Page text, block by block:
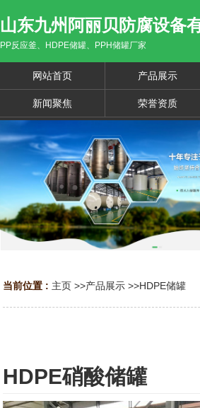
山东九州阿丽贝防腐设备
PP反应釜、HDPE储罐、PPH储罐厂家
网站首页 产品展示
新闻聚焦 荣誉资质
当前位置 : 主页 >>产品展示 >>HDPE储罐
HDPE硝酸储罐